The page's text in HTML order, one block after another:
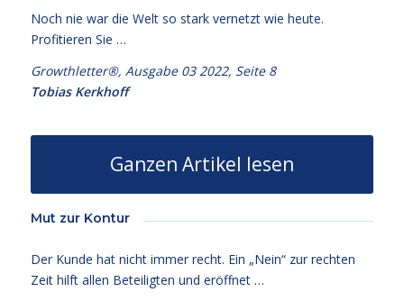
Noch nie war die Welt so stark vernetzt wie heute.
Profitieren Sie …
Growthletter®, Ausgabe 03 2022, Seite 8
Tobias Kerkhoff
Ganzen Artikel lesen
Mut zur Kontur
Der Kunde hat nicht immer recht. Ein „Nein“ zur rechten
Zeit hilft allen Beteiligten und eröffnet …